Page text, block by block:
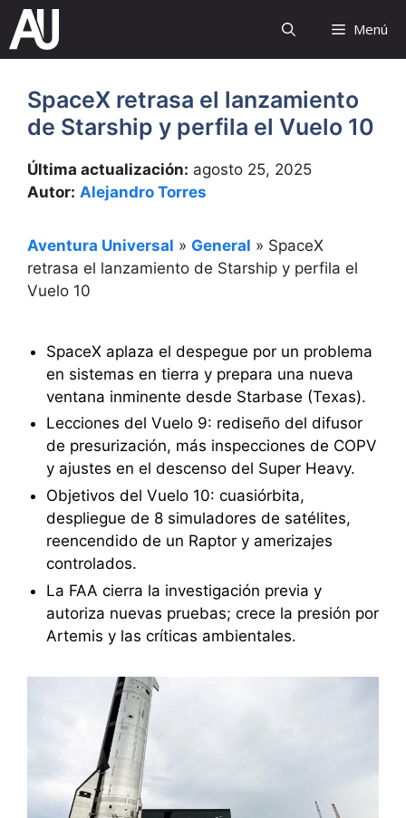
Saltar
contenido
Menú
SpaceX retrasa el lanzamiento
de Starship y perfila el Vuelo 10
Última actualización: agosto 25, 2025
Autor: Alejandro Torres
Aventura Universal » General » SpaceX
retrasa el lanzamiento de Starship y perfila el
Vuelo 10
SpaceX aplaza el despegue por un problema
en sistemas en tierra y prepara una nueva
ventana inminente desde Starbase (Texas).
Lecciones del Vuelo 9: rediseño del difusor
de presurización, más inspecciones de COPV
y ajustes en el descenso del Super Heavy.
Objetivos del Vuelo 10: cuasiórbita,
despliegue de 8 simuladores de satélites,
reencendido de un Raptor y amerizajes
controlados.
La FAA cierra la investigación previa y
autoriza nuevas pruebas; crece la presión por
Artemis y las críticas ambientales.